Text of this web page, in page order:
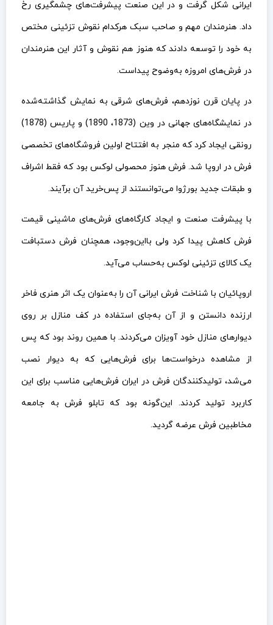
ایرانی شکل گرفت و در این صنعت پیشرفت‌های چشمگیری رخ
داد. هنرمندان مهم و صاحب سبک هرکدام نقوش تزئینی مختص
به خود را توسعه دادند که هنوز هم نقوش و آثار این هنرمندان
در فرش‌های امروزه به‌وضوح پیداست.
در پایان قرن نوزدهم، فرش‌های شرقی به نمایش گذاشته‌شده
در نمایشگاه‌های جهانی در وین (1873، 1890) و پاریس (1878)
رونقی ایجاد کرد که منجر به افتتاح اولین فروشگاه‌های تخصصی
فرش در اروپا شد. فرش هنوز محصولی لوکس بود که فقط اشراف
و طبقات جدید بورژوا می‌توانستند از پس‌خرید آن برآیند.
با پیشرفت صنعت و ایجاد کارگاه‌های فرش‌های ماشینی قیمت
فرش کاهش پیدا کرد ولی بااین‌وجود، همچنان فرش دستبافت
یک کالای تزئینی لوکس به‌حساب می‌آید.
اروپائیان با شناخت فرش ایرانی آن را به‌عنوان یک اثر هنری فاخر
ارزنده دانستن و از آن به‌جای استفاده در کف منازل بر روی
دیوارهای منازل خود آویزان می‌کردند. با همین روند بود که پس
از مشاهده درخواست‌ها برای فرش‌هایی که به دیوار نصب
می‌شد، تولیدکنندگان فرش در ایران فرش‌هایی مناسب برای این
کاربرد تولید کردند. این‌گونه بود که تابلو فرش به جامعه
مخاطبین فرش عرضه گردید.